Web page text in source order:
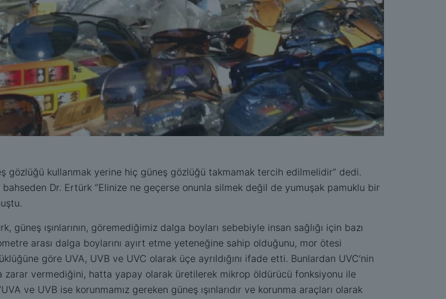
gözlüğü kullanmak yerine hiç güneş gözlüğü takmamak tercih edilmelidir” dedi.
Dr. Ertürk “Elinize ne geçerse onunla silmek değil de yumuşak pamuklu bir
güneş ışınlarının, göremediğimiz dalga boyları sebebiyle insan sağlığı için bazı
arası dalga boylarını ayırt etme yeteneğine sahip olduğunu, mor ötesi
göre UVA, UVB ve UVC olarak üçe ayrıldığını ifade etti. Bunlardan UVC’nin
vermediğini, hatta yapay olarak üretilerek mikrop öldürücü fonksiyonu ile
ve UVB ise korunmamız gereken güneş ışınlarıdır ve korunma araçları olarak